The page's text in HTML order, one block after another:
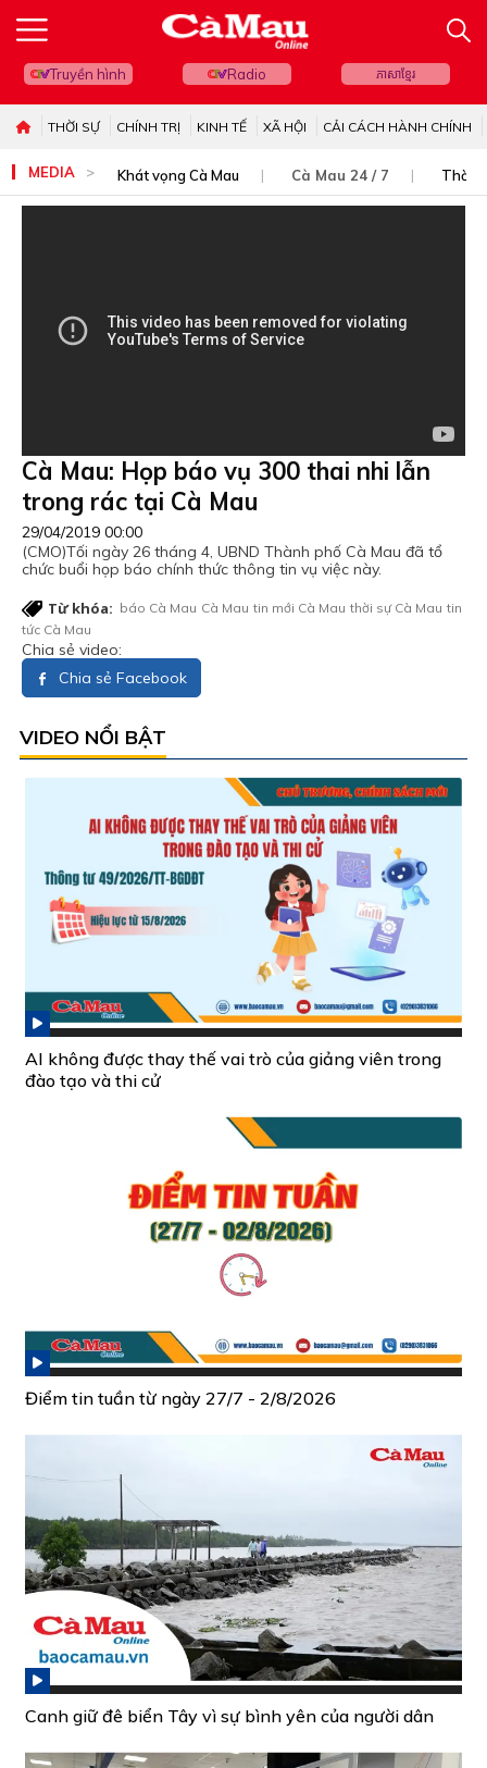
Truyền hình Radio ភាសាខ្មែរ
THỜI SỰ CHÍNH TRỊ KINH TẾ XÃ HỘI CẢI CÁCH HÀNH CHÍNH
MEDIA Khát vọng Cà Mau Cà Mau 24 / 7 Thời
Cà Mau: Họp báo vụ 300 thai nhi lẫn
trong rác tại Cà Mau
29/04/2019 00:00
(CMO)Tối ngày 26 tháng 4, UBND Thành phố Cà Mau đã tổ
chức buổi họp báo chính thức thông tin vụ việc này.
Từ khóa: báo Cà Mau Cà Mau tin mới Cà Mau thời sự Cà Mau tin
tức Cà Mau
Chia sẻ video:
Chia sẻ Facebook
VIDEO NỔI BẬT
AI không được thay thế vai trò của giảng viên trong
đào tạo và thi cử
Điểm tin tuần từ ngày 27/7 - 2/8/2026
Canh giữ đê biển Tây vì sự bình yên của người dân